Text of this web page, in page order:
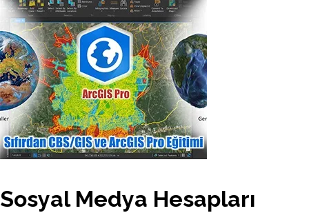
Sosyal Medya Hesapları